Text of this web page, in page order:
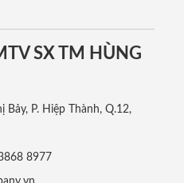
SX TM HÙNG
P. Hiệp Thành, Q.12,
8977